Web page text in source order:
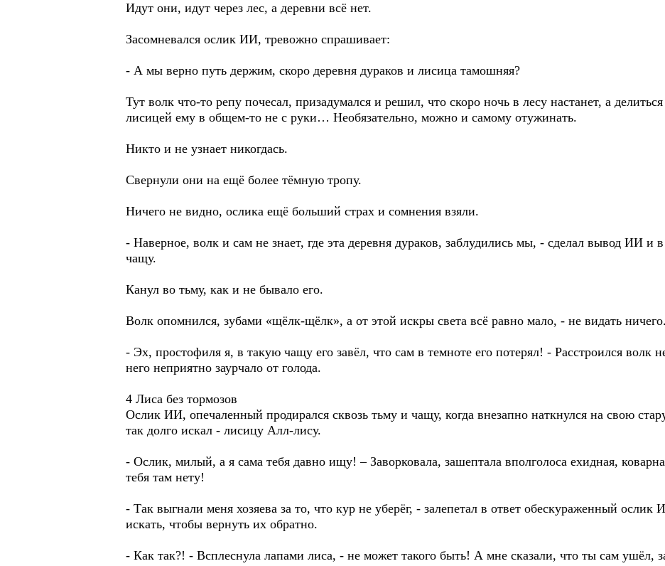
Идут они, идут через лес, а деревни всё нет.
Засомневался ослик ИИ, тревожно спрашивает:
- А мы верно путь держим, скоро деревня дураков и лисица тамошняя?
Тут волк что-то репу почесал, призадумался и решил, что скоро ночь в лесу настанет, а
лисицей ему в общем-то не с руки… Необязательно, можно и самому отужинать.
Никто и не узнает никогдась.
Свернули они на ещё более тёмную тропу.
Ничего не видно, ослика ещё больший страх и сомнения взяли.
- Наверное, волк и сам не знает, где эта деревня дураков, заблудились мы, - сделал вывод ИИ и
чащу.
Канул во тьму, как и не бывало его.
Волк опомнился, зубами «щёлк-щёлк», а от этой искры света всё равно мало, - не видать ничего.
- Эх, простофиля я, в такую чащу его завёл, что сам в темноте его потерял! - Расстроился волк
него неприятно заурчало от голода.
4 Лиса без тормозов
Ослик ИИ, опечаленный продирался сквозь тьму и чащу, когда внезапно наткнулся на свою
так долго искал - лисицу Алл-лису.
- Ослик, милый, а я сама тебя давно ищу! – Заворковала, зашептала вполголоса ехидная,
тебя там нету!
- Так выгнали меня хозяева за то, что кур не уберёг, - залепетал в ответ обескураженный
искать, чтобы вернуть их обратно.
- Как так?! - Всплеснула лапами лиса, - не может такого быть! А мне сказали, что ты сам ушёл,